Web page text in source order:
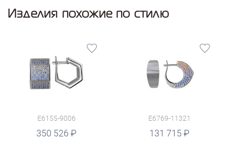
Изделия похожие по стилю
E6155-9006
350 526
E6769-11321
131 715
руб.